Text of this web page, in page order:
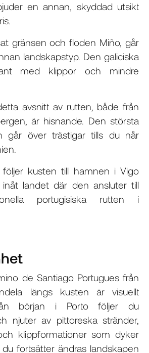
en annan, skyddad utsikt
gränsen och floden Miño, går
landskapstyp. Den galiciska
med klippor och mindre
avsnitt av rutten, både från
är hisnande. Den största
går över trästigar tills du når
kusten till hamnen i Vigo
landet där den ansluter till
portugisiska rutten i
de Santiago Portugues från
längs kusten är visuellt
början i Porto följer du
njuter av pittoreska stränder,
klippformationer som dyker
fortsätter ändras landskapen